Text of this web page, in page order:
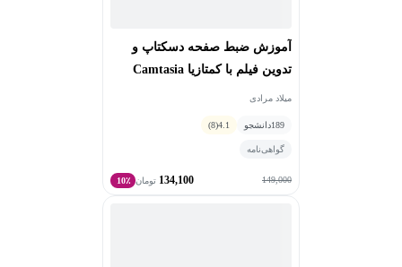
آموزش ضبط صفحه دسکتاپ و
تدوین فیلم با کمتازیا Camtasia
میلاد مرادی
189دانشجو 4.1
(8)
گواهی‌نامه
149,000
134,100 تومان 10٪